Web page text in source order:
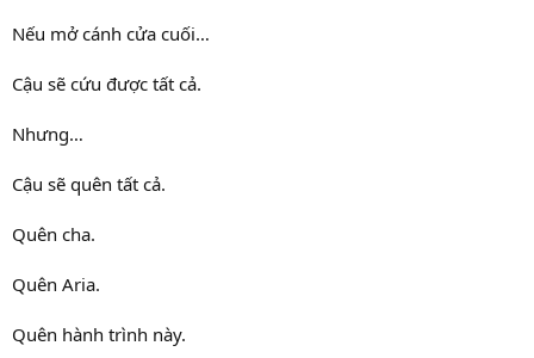
Nếu mở cánh cửa cuối…
Cậu sẽ cứu được tất cả.
Nhưng…
Cậu sẽ quên tất cả.
Quên cha.
Quên Aria.
Quên hành trình này.